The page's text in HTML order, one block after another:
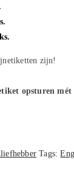
zijn!
opsturen mét
Tags: